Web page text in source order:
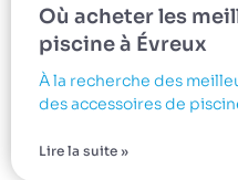
Où acheter les
piscine à Évreux
À la recherche des
des accessoires de
Lire la suite »